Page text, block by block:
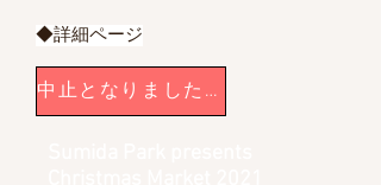
◆詳細ページ
中止となりました。